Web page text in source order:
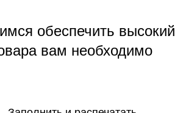
обеспечить высокий
вам необходимо